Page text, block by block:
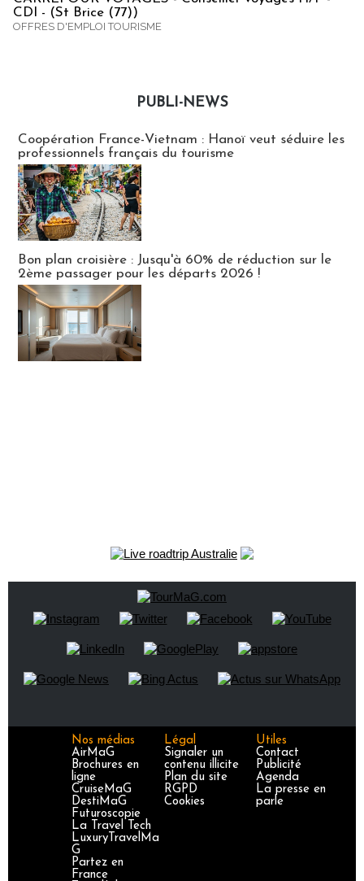
CDI - (St Brice (77))
OFFRES D'EMPLOI TOURISME
PUBLI-NEWS
Coopération France-Vietnam : Hanoï veut séduire les
professionnels français du tourisme
Bon plan croisière : Jusqu'à 60% de réduction sur le
2ème passager pour les départs 2026 !
Nos médias
AirMaG
Brochures en
ligne
CruiseMaG
DestiMaG
Futuroscopie
La Travel Tech
LuxuryTravelMa
G
Partez en
France
Légal
Signaler un
contenu illicite
Plan du site
RGPD
Cookies
Utiles
Contact
Publicité
Agenda
La presse en
parle